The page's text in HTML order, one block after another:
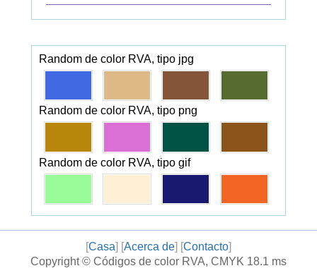
Random de color RVA, tipo jpg
Random de color RVA, tipo png
Random de color RVA, tipo gif
[Casa] [Acerca de] [Contacto]
Copyright © Códigos de color RVA, CMYK 18.1 ms